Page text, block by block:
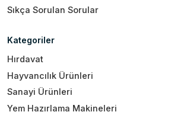
Sıkça Sorulan Sorular
Kategoriler
Hırdavat
Hayvancılık Ürünleri
Sanayi Ürünleri
Yem Hazırlama Makineleri